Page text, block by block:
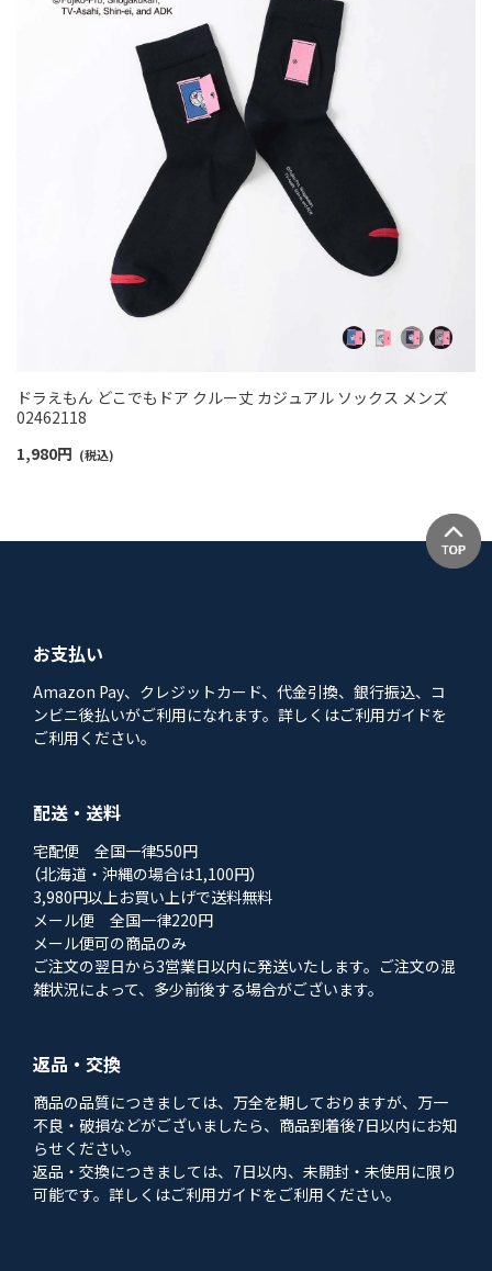
ドラえもん どこでもドア クルー丈 カジュアル ソックス メンズ
02462118
1,980円 (税込)
お支払い
Amazon Pay、クレジットカード、代金引換、銀行振込、コ
ンビニ後払いがご利用になれます。詳しくはご利用ガイドを
ご利用ください。
配送・送料
宅配便 全国一律550円
（北海道・沖縄の場合は1,100円）
3,980円以上お買い上げで送料無料
メール便 全国一律220円
メール便可の商品のみ
ご注文の翌日から3営業日以内に発送いたします。ご注文の混
雑状況によって、多少前後する場合がございます。
返品・交換
商品の品質につきましては、万全を期しておりますが、万一
不良・破損などがございましたら、商品到着後7日以内にお知
らせください。
返品・交換につきましては、7日以内、未開封・未使用に限り
可能です。詳しくはご利用ガイドをご利用ください。